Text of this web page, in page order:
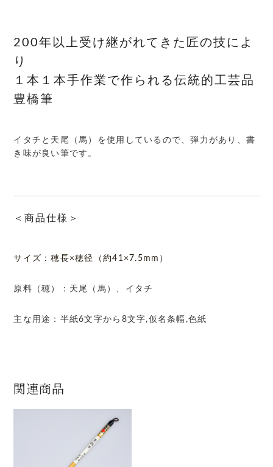
200年以上受け継がれてきた匠の技によ
り
１本１本手作業で作られる伝統的工芸品
豊橋筆
イタチと天尾（馬）を使用しているので、弾力があり、書
き味が良い筆です。
＜商品仕様＞
サイズ：穂長×穂径（約41×7.5mm）
原料（穂）：天尾（馬）、イタチ
主な用途：半紙6文字から8文字,仮名条幅,色紙
関連商品